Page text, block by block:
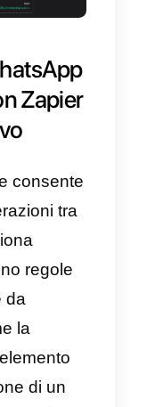
API a
all’interno
inviato,
più